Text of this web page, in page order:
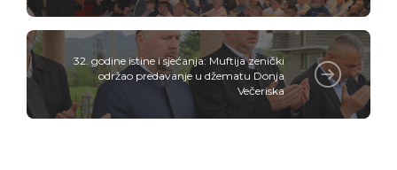
32. godine istine i sjećanja: Muftija zenički
održao predavanje u džematu Donja
Večeriska